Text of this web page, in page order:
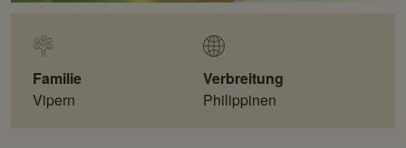
Familie
Vipern
Verbreitung
Philippinen